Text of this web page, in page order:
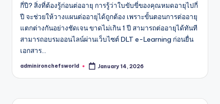
กี่ปี? สิ่งที่ต้องรู้ก่อนต่ออายุ การรู้ว่าใบขับขี่ของคุณหมดอายุไปกี่
ปี จะช่วยให้วางแผนต่ออายุได้ถูกต้อง เพราะขั้นตอนการต่ออายุ
แตกต่างกันอย่างชัดเจน ขาดไม่เกิน 1 ปี สามารถต่ออายุได้ทันที
สามารถอบรมออนไลน์ผ่านเว็บไซต์ DLT e-Learning ก่อนยื่น
เอกสาร…
Posted
adminironchefsworld January 14, 2026